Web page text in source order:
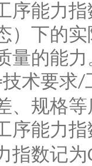
序能力
）下的
量的能
技术要求/
、规格
序能力
指数记为